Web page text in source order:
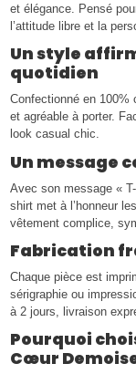
et élégance. Pensé
l’attitude libre et la
Un style
quotidien
Confectionné en 100%
et agréable à porter.
look casual chic.
Un message
Avec son message «
shirt met à l’honneur
vêtement complice,
Fabrication
Chaque pièce est
sérigraphie ou
à 2 jours, livraison
Pourquoi
Cœur